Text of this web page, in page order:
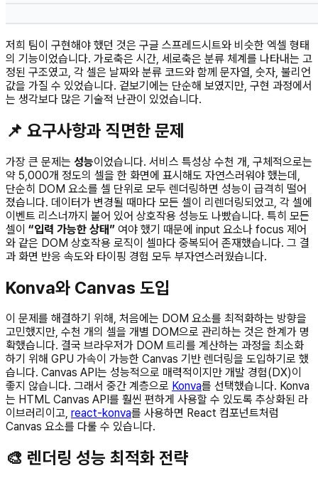
저희 팀이 구현해야 했던 것은 구글 스프레드시트와 비슷한 엑셀 형태
의 기능이었습니다. 가로축은 시간, 세로축은 분류 체계를 나타내는 고
정된 구조였고, 각 셀은 날짜와 분류 코드와 함께 문자열, 숫자, 불리언
값을 가질 수 있었습니다. 겉보기에는 단순해 보였지만, 구현 과정에서
는 생각보다 많은 기술적 난관이 있었습니다.
📌 요구사항과 직면한 문제
가장 큰 문제는 성능이었습니다. 서비스 특성상 수천 개, 구체적으로는
약 5,000개 정도의 셀을 한 화면에 표시해도 자연스러워야 했는데,
단순히 DOM 요소를 셀 단위로 모두 렌더링하면 성능이 급격히 떨어
졌습니다. 데이터가 변경될 때마다 모든 셀이 리렌더링되었고, 각 셀에
이벤트 리스너까지 붙어 있어 상호작용 성능도 나빴습니다. 특히 모든
셀이 “입력 가능한 상태” 여야 했기 때문에 input 요소나 focus 제어
와 같은 DOM 상호작용 로직이 셀마다 중복되어 존재했습니다. 그 결
과 화면 반응 속도와 타이핑 경험 모두 부자연스러웠습니다.
Konva와 Canvas 도입
이 문제를 해결하기 위해, 처음에는 DOM 요소를 최적화하는 방향을
고민했지만, 수천 개의 셀을 개별 DOM으로 관리하는 것은 한계가 명
확했습니다. 결국 브라우저가 DOM 트리를 계산하는 과정을 최소화
하기 위해 GPU 가속이 가능한 Canvas 기반 렌더링을 도입하기로 했
습니다. Canvas API는 성능적으로 매력적이지만 개발 경험(DX)이
좋지 않습니다. 그래서 중간 계층으로 Konva를 선택했습니다. Konva
는 HTML Canvas API를 훨씬 편하게 사용할 수 있도록 추상화된 라
이브러리이고, react-konva를 사용하면 React 컴포넌트처럼
Canvas 요소를 다룰 수 있습니다.
🎨 렌더링 성능 최적화 전략